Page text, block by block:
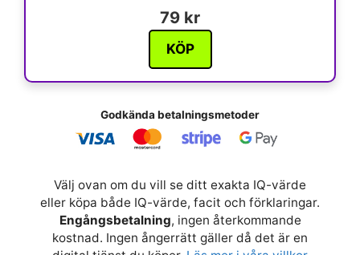
79 kr
KÖP
Godkända betalningsmetoder
Välj ovan om du vill se ditt exakta IQ-värde
eller köpa både IQ-värde, facit och förklaringar.
Engångsbetalning, ingen återkommande
kostnad. Ingen ångerrätt gäller då det är en